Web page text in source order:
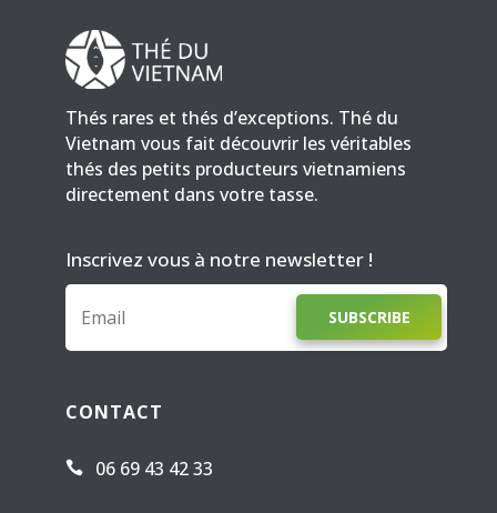
Thés rares et thés d’exceptions. Thé du
Vietnam vous fait découvrir les véritables
thés des petits producteurs vietnamiens
directement dans votre tasse.
Inscrivez vous à notre newsletter !
SUBSCRIBE
CONTACT
 06 69 43 42 33